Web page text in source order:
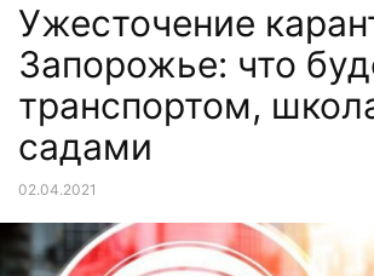
Ужесточение
Запорожье: что
транспортом,
садами
02.04.2021